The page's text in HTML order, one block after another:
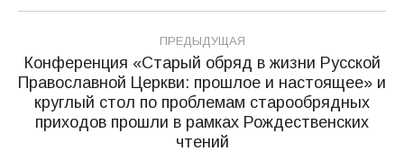
Навигация
по
записям
ПРЕДЫДУЩАЯ
Предыдущая
запись:
Конференция «Старый обряд в жизни Русской
Православной Церкви: прошлое и настоящее» и
круглый стол по проблемам старообрядных
приходов прошли в рамках Рождественских
чтений